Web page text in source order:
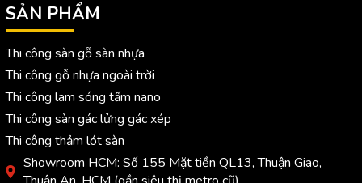
SẢN PHẨM
Thi công sàn gỗ sàn nhựa
Thi công gỗ nhựa ngoài trời
Thi công lam sóng tấm nano
Thi công sàn gác lửng gác xép
Thi công thảm lót sàn
Showroom HCM: Số 155 Mặt tiền QL13, Thuận Giao,